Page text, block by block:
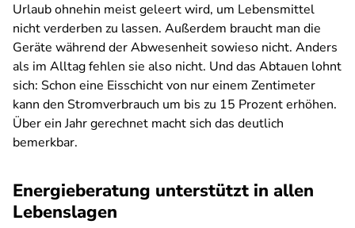
Urlaub ohnehin meist geleert wird, um Lebensmittel
nicht verderben zu lassen. Außerdem braucht man die
Geräte während der Abwesenheit sowieso nicht. Anders
als im Alltag fehlen sie also nicht. Und das Abtauen lohnt
sich: Schon eine Eisschicht von nur einem Zentimeter
kann den Stromverbrauch um bis zu 15 Prozent erhöhen.
Über ein Jahr gerechnet macht sich das deutlich
bemerkbar.
Energieberatung unterstützt in allen
Lebenslagen